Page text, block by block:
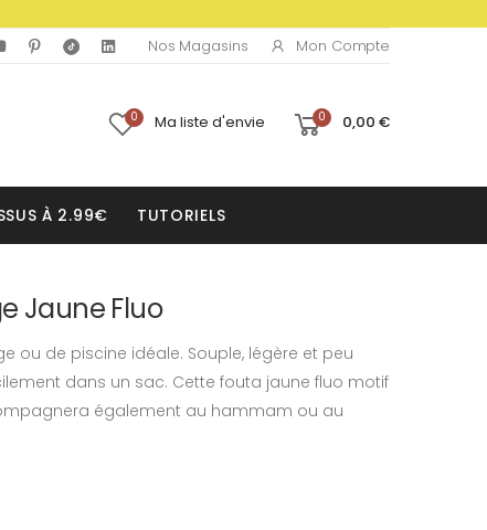
Nos Magasins Mon Compte
0 Ma liste d'envie 0 0,00 €
À 2.99€ TUTORIELS
Jaune Fluo
ou de piscine idéale. Souple, légère et peu
dans un sac. Cette fouta jaune fluo motif
également au hammam ou au